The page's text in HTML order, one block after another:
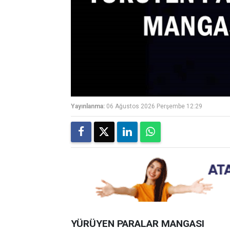
Yayınlanma: 06 Ağustos 2026 Perşembe 12:29
YÜRÜYEN PARALAR MANGASI